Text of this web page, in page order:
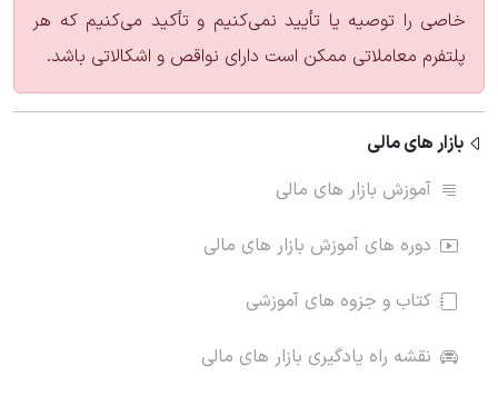
خاصی را توصیه یا تأیید نمی‌کنیم و تأکید می‌کنیم که هر
پلتفرم معاملاتی ممکن است دارای نواقص و اشکالاتی باشد.
بازار های مالی
آموزش بازار های مالی
دوره های آموزش بازار های مالی
کتاب و جزوه های آموزشی
نقشه راه یادگیری بازار های مالی